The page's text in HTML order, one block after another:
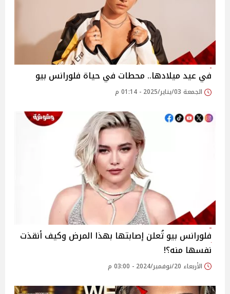
في عيد ميلادها.. محطات في حياة فلورانس بيو
الجمعة 03/يناير/2025 - 01:14 م
فلورانس بيو تُعلن إصابتها بهذا المرض وكيف أنقذت
نفسها منه؟!
الأربعاء 20/نوفمبر/2024 - 03:00 م